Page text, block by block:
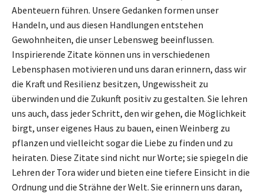
Abenteuern führen. Unsere Gedanken formen unser
Handeln, und aus diesen Handlungen entstehen
Gewohnheiten, die unser Lebensweg beeinflussen.
Inspirierende Zitate können uns in verschiedenen
Lebensphasen motivieren und uns daran erinnern, dass wir
die Kraft und Resilienz besitzen, Ungewissheit zu
überwinden und die Zukunft positiv zu gestalten. Sie lehren
uns auch, dass jeder Schritt, den wir gehen, die Möglichkeit
birgt, unser eigenes Haus zu bauen, einen Weinberg zu
pflanzen und vielleicht sogar die Liebe zu finden und zu
heiraten. Diese Zitate sind nicht nur Worte; sie spiegeln die
Lehren der Tora wider und bieten eine tiefere Einsicht in die
Ordnung und die Strähne der Welt. Sie erinnern uns daran,